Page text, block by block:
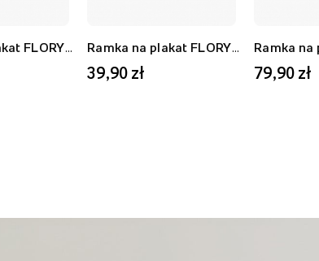
39,90 zł 79,90 zł